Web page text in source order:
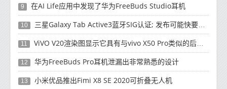
9 在AI Life应用中发现了华为FreeBuds Studio耳机
10 三星Galaxy Tab Active3蓝牙SIG认证; 发布可能快要结束了
11 ViVO V20渲染图显示它具有与vivo X50 Pro类似的后部设计
12 华为FreeBuds Pro耳机泄漏出非常熟悉的设计
13 小米优品推出Fimi X8 SE 2020可折叠无人机